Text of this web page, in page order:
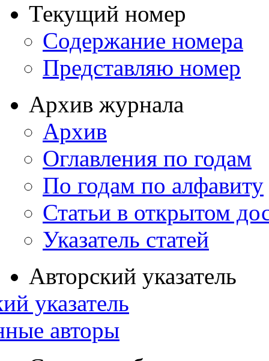
Текущий номер
Содержание номера
Представляю номер
Архив журнала
Архив
Оглавления по годам
По годам по алфавиту
Статьи в открытом
Указатель статей
Авторский указатель
указатель
авторы